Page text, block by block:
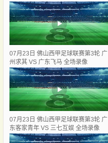
07月23日 佛山西甲足球联赛第3轮 广
州求其 VS 广东飞马 全场录像
07月23日 佛山西甲足球联赛第3轮 广
东客家青年 VS 三七互娱 全场录像